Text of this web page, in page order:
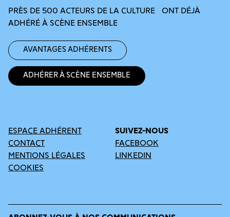
PRÈS DE 500 ACTEURS DE LA CULTURE ONT DÉJÀ
ADHÉRÉ À SCÈNE ENSEMBLE
Avantages adhérents
Adhérer à Scène Ensemble
ESPACE ADHÉRENT
CONTACT
MENTIONS LÉGALES
COOKIES
SUIVEZ-NOUS
FACEBOOK
LINKEDIN